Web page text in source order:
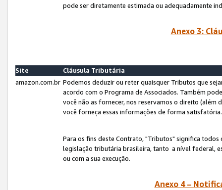
pode ser diretamente estimada ou adequadamente
Anexo 3:
Site
Cláusula Tributária
amazon.com.br Podemos deduzir ou reter quaisquer Tributos que
acordo com o Programa de Associados. Também
você não as fornecer, nos reservamos o direito (além
você forneça essas informações de forma
Para os fins deste Contrato, "Tributos" significa
legislação tributária brasileira, tanto a nível federal,
ou com a sua execução.
Anexo 4 –